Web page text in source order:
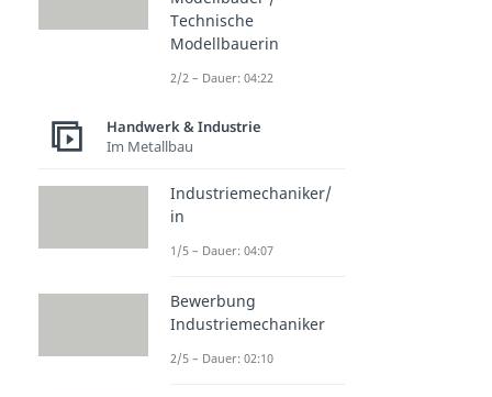
Technische
Modellbauerin
2/2 – Dauer: 04:22
Handwerk & Industrie
Im Metallbau
Industriemechaniker/
in
1/5 – Dauer: 04:07
Bewerbung
Industriemechaniker
2/5 – Dauer: 02:10